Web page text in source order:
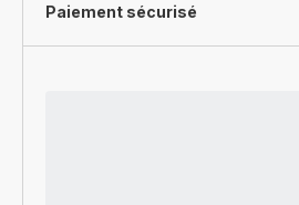
Paiement sécurisé